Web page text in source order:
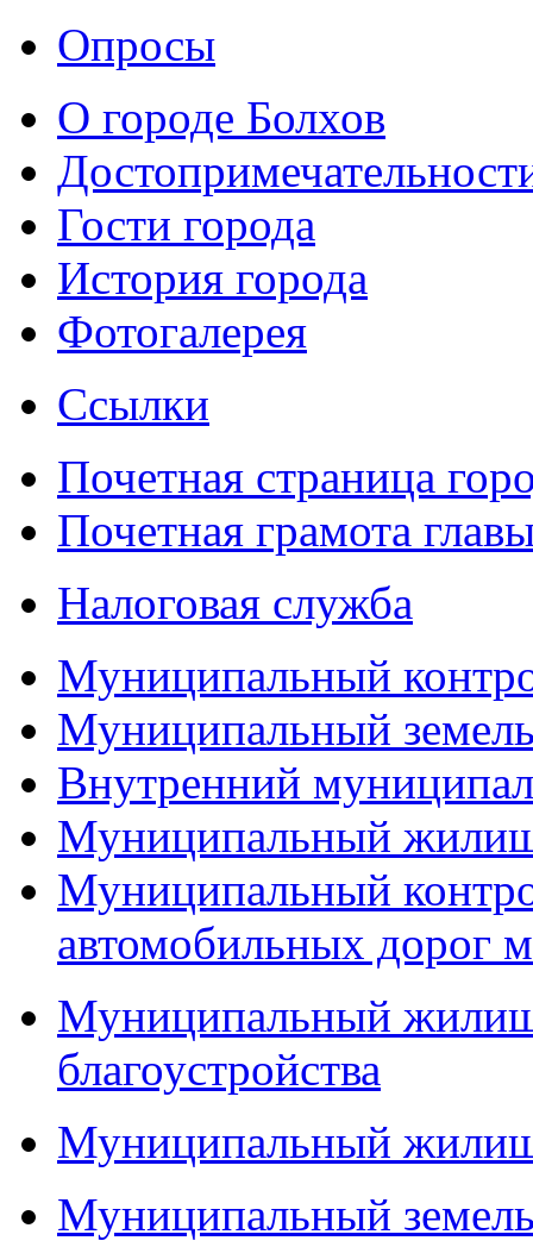
Опросы
О городе Болхов
Гости города
История города
Фотогалерея
Ссылки
Почетная страница
Почетная грамота
Налоговая служба
Муниципальный
Муниципальный
Внутренний
Муниципальный
Муниципальный
автомобильных дорог
Муниципальный
благоустройства
Муниципальный
Муниципальный